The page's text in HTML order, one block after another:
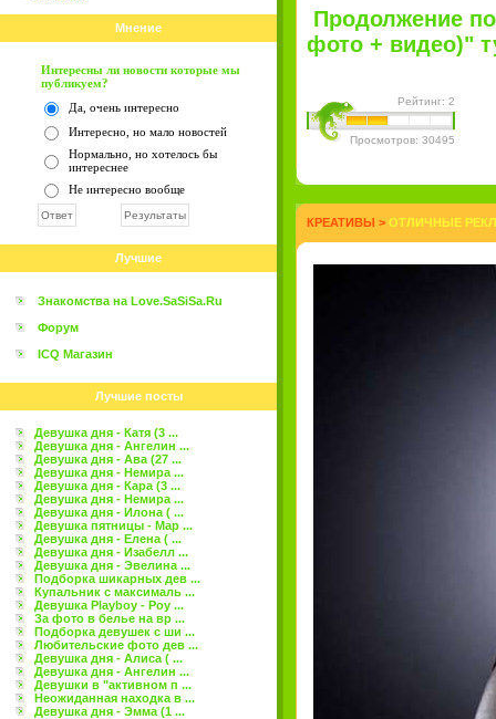
Мнение
Интересны ли новости которые мы
публикуем?
Да, очень интересно
Интересно, но мало новостей
Нормально, но хотелось бы
интереснее
Не интересно вообще
Лучшие
Знакомства на Love.SaSiSa.Ru
Форум
ICQ Магазин
Лучшие посты
Девушка дня - Катя (3 ...
Девушка дня - Ангелин ...
Девушка дня - Ава (27 ...
Девушка дня - Немира ...
Девушка дня - Кара (3 ...
Девушка дня - Немира ...
Девушка дня - Илона ( ...
Девушка пятницы - Мар ...
Девушка дня - Елена ( ...
Девушка дня - Изабелл ...
Девушка дня - Эвелина ...
Подборка шикарных дев ...
Купальник с максималь ...
Девушка Playboy - Роу ...
За фото в белье на вр ...
Подборка девушек с ши ...
Любительские фото дев ...
Девушка дня - Алиса ( ...
Девушка дня - Ангелин ...
Девушки в "активном п ...
Неожиданная находка в ...
Девушка дня - Эмма (1 ...
Продолжение
фото + видео)"
Рейтинг: 2
Просмотров: 30495
КРЕАТИВЫ > ОТЛИЧНЫЕ